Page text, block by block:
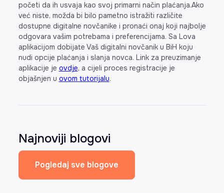
početi da ih usvaja kao svoj primarni način plaćanja.Ako
već niste, možda bi bilo pametno istražiti različite
dostupne digitalne novčanike i pronaći onaj koji najbolje
odgovara vašim potrebama i preferencijama. Sa Lova
aplikacijom dobijate Vaš digitalni novčanik u BiH koju
nudi opcije plaćanja i slanja novca. Link za preuzimanje
aplikacije je ovdje, a cijeli proces registracije je
objašnjen u ovom tutorijalu.
Najnoviji blogovi
Pogledaj sve blogove